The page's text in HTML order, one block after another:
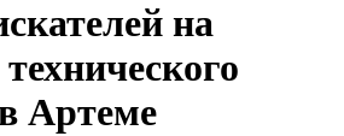
на
Артеме